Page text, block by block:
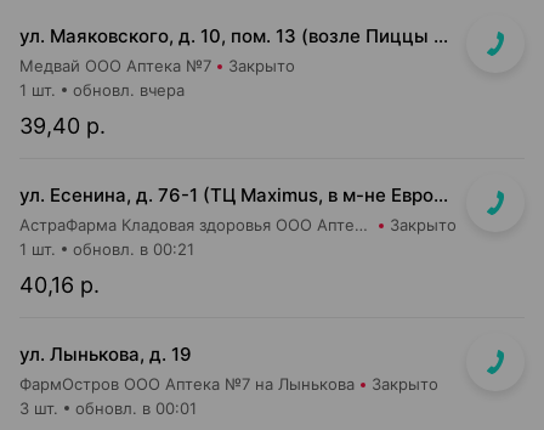
ул. Маяковского, д. 10, пом. 13 (возле Пиццы Мании)
Медвай ООО Аптека №7 Закрыто
39,40 р.
1 шт. обновл. вчера
ул. Есенина, д. 76-1 (ТЦ Maximus, в м-не Евроопт Super)
АстраФарма Кладовая здоровья ООО Аптека №9 Закрыто
40,16 р.
1 шт. обновл. в 00:21
ул. Лынькова, д. 19
ФармОстров ООО Аптека №7 на Лынькова Закрыто
3 шт. обновл. в 00:01